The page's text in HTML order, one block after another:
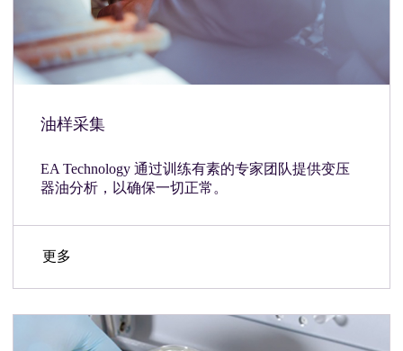
油样采集
EA Technology 通过训练有素的专家团队提供变压
器油分析，以确保一切正常。
更多